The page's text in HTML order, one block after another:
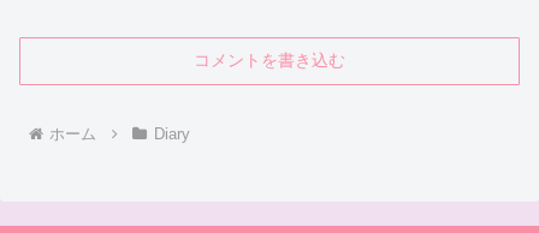
コメントを書き込む
ホーム Diary